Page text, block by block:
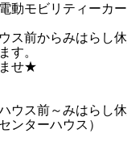
動モビリティーカ
ス前からみはらし
す。
せ★
ウス前～みはらし
ンターハウス）